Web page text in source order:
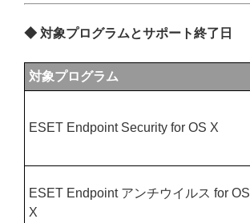
◆ 対象プログラムとサポート終了日
対象プログラム
ESET Endpoint Security for OS X
ESET Endpoint アンチウイルス for OS
X